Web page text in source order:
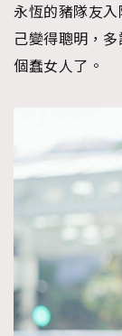
永恆的豬隊友
己變得聰明，
個蠢女人了。